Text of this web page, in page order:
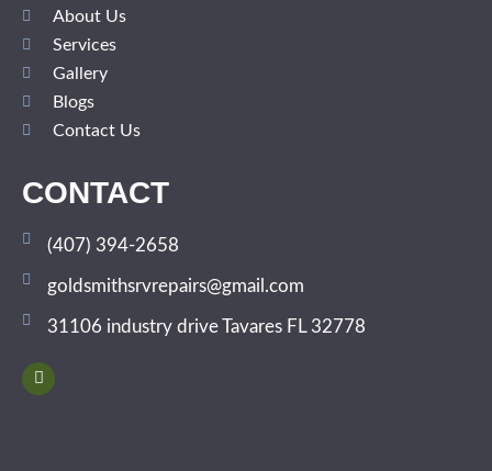
About Us
Services
Gallery
Blogs
Contact Us
CONTACT
(407) 394-2658
goldsmithsrvrepairs@gmail.com
31106 industry drive Tavares FL 32778